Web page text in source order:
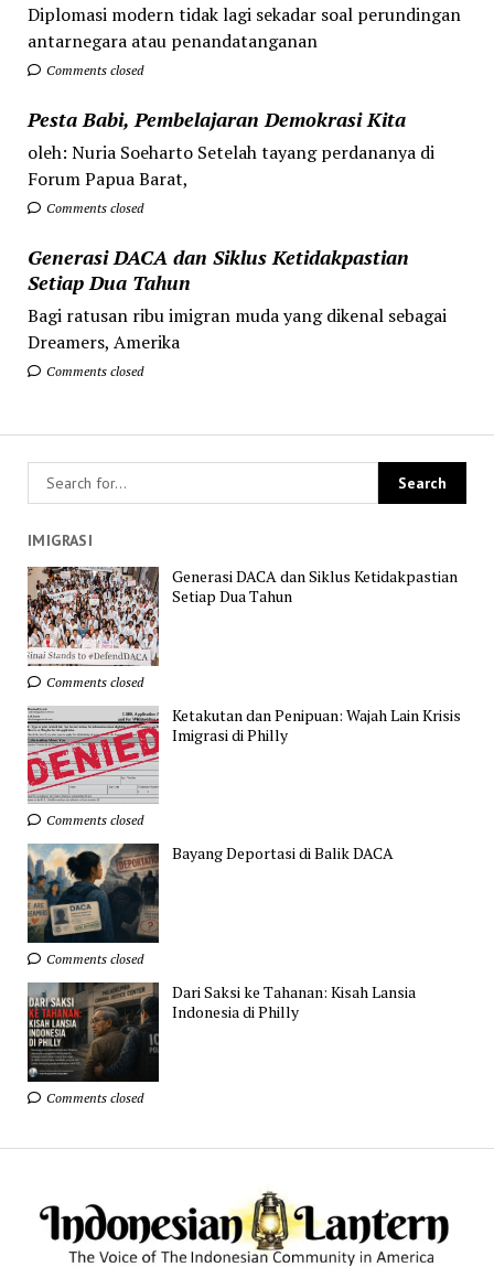
Diplomasi modern tidak lagi sekadar soal perundingan
antarnegara atau penandatanganan
Comments closed
Pesta Babi, Pembelajaran Demokrasi Kita
oleh: Nuria Soeharto Setelah tayang perdananya di
Forum Papua Barat,
Comments closed
Generasi DACA dan Siklus Ketidakpastian
Setiap Dua Tahun
Bagi ratusan ribu imigran muda yang dikenal sebagai
Dreamers, Amerika
Comments closed
IMIGRASI
Generasi DACA dan Siklus Ketidakpastian
Setiap Dua Tahun
Comments closed
Ketakutan dan Penipuan: Wajah Lain Krisis
Imigrasi di Philly
Comments closed
Bayang Deportasi di Balik DACA
Comments closed
Dari Saksi ke Tahanan: Kisah Lansia
Indonesia di Philly
Comments closed